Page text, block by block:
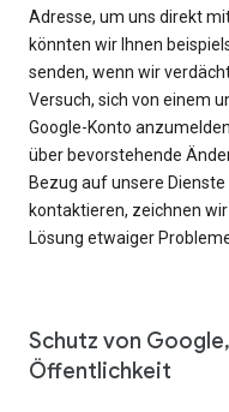
Adresse, um uns direkt
könnten wir Ihnen
senden, wenn wir
Versuch, sich von einem
Google-Konto
über bevorstehende
Bezug auf unsere
kontaktieren, zeichnen
Lösung etwaiger
Schutz von
Öffentlichkeit